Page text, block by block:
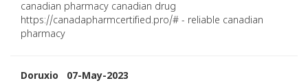
canadian pharmacy canadian drug
https://canadapharmcertified.pro/# - reliable canadian
pharmacy
Doruxio 07-May-2023